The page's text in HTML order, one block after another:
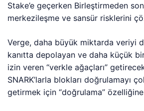
Stake’e geçerken Birleştirmeden
merkezileşme ve sansür risklerini
Verge, daha büyük miktarda veriyi
kanıtta depolayan ve daha küçük
izin veren “verkle ağaçları”
SNARK’larla blokları doğrulamayı
getirmek için “doğrulama”